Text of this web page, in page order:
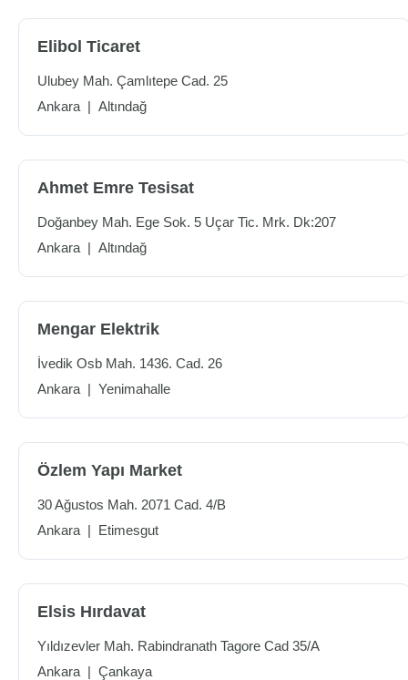
Elibol Ticaret
Ulubey Mah. Çamlıtepe Cad. 25
Ankara | Altındağ
Ahmet Emre Tesisat
Doğanbey Mah. Ege Sok. 5 Uçar Tic. Mrk. Dk:207
Ankara | Altındağ
Mengar Elektrik
İvedik Osb Mah. 1436. Cad. 26
Ankara | Yenimahalle
Özlem Yapı Market
30 Ağustos Mah. 2071 Cad. 4/B
Ankara | Etimesgut
Elsis Hırdavat
Yıldızevler Mah. Rabindranath Tagore Cad 35/A
Ankara | Çankaya